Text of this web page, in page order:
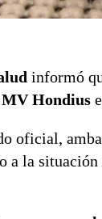
informó
MV Hondius
oficial,
a la